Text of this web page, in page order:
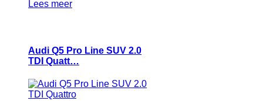
Lees meer
Audi Q5 Pro Line SUV 2.0
TDI Quatt…